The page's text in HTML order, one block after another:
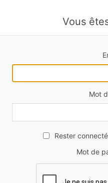
Vous
Mot
Rester
Mot de